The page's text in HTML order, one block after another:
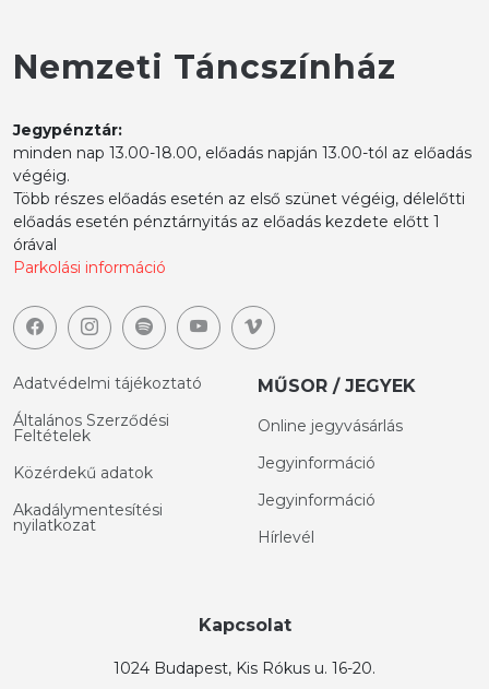
Nemzeti Táncszínház
Jegypénztár:
minden nap 13.00-18.00, előadás napján 13.00-tól az előadás
végéig.
Több részes előadás esetén az első szünet végéig, délelőtti
előadás esetén pénztárnyitás az előadás kezdete előtt 1
órával
Parkolási információ
Adatvédelmi tájékoztató
Általános Szerződési
Feltételek
Közérdekű adatok
Akadálymentesítési
nyilatkozat
MŰSOR / JEGYEK
Online jegyvásárlás
Jegyinformáció
Jegyinformáció
Hírlevél
Kapcsolat
1024 Budapest, Kis Rókus u. 16-20.